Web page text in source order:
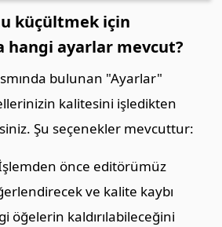
küçültmek için
hangi ayarlar mevcut?
bulunan "Ayarlar"
kalitesini işledikten
Şu seçenekler mevcuttur:
önce editörümüz
ve kalite kaybı
öğelerin kaldırılabileceğini